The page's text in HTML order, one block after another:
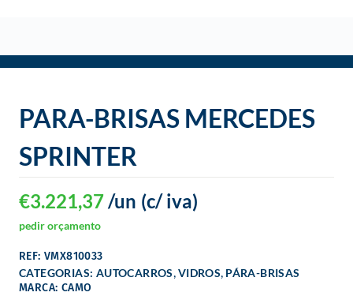
PARA-BRISAS MERCEDES
SPRINTER
€3.221,37 (c/ iva)
/un
pedir orçamento
REF: VMX810033
CATEGORIAS: AUTOCARROS,VIDROS, PÁRA-BRISAS
MARCA: CAMO